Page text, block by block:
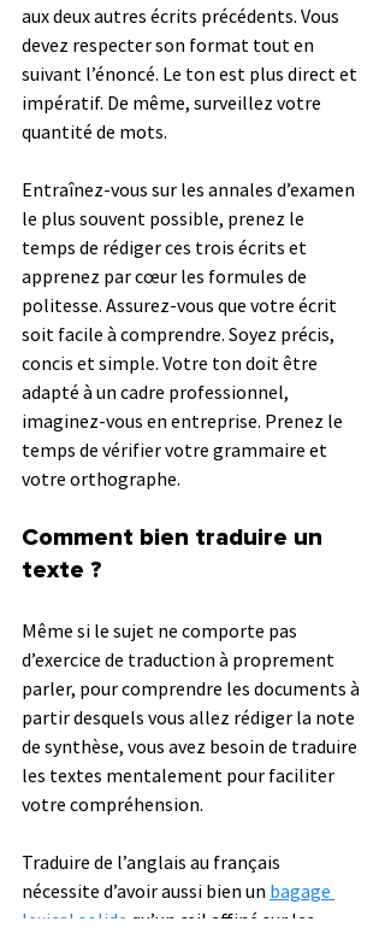
aux deux autres écrits précédents. Vous
devez respecter son format tout en
suivant l’énoncé. Le ton est plus direct et
impératif. De même, surveillez votre
quantité de mots.
Entraînez-vous sur les annales d’examen
le plus souvent possible, prenez le
temps de rédiger ces trois écrits et
apprenez par cœur les formules de
politesse. Assurez-vous que votre écrit
soit facile à comprendre. Soyez précis,
concis et simple. Votre ton doit être
adapté à un cadre professionnel,
imaginez-vous en entreprise. Prenez le
temps de vérifier votre grammaire et
votre orthographe.
Comment bien traduire un
texte ?
Même si le sujet ne comporte pas
d’exercice de traduction à proprement
parler, pour comprendre les documents à
partir desquels vous allez rédiger la note
de synthèse, vous avez besoin de traduire
les textes mentalement pour faciliter
votre compréhension.
Traduire de l’anglais au français
nécessite d’avoir aussi bien un bagage
lexical solide qu’un œil affiné sur les